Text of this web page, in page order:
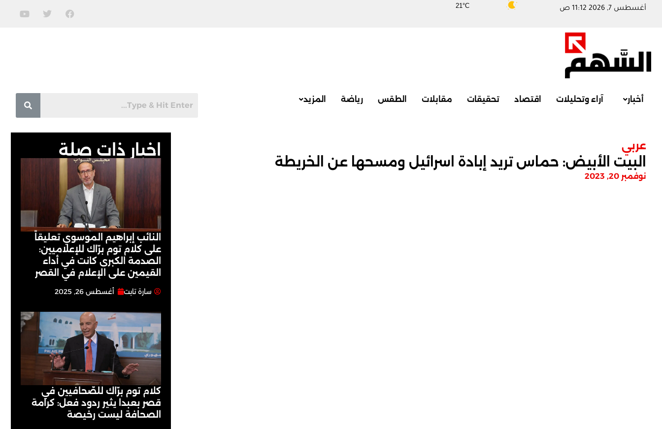
21°C أغسطس 7, 2026 11:12 ص
أخبار آراء وتحليلات اقتصاد تحقيقات مقابلات الطقس رياضة المزيد
اخبار ذات صلة
النائب إبراهيم الموسوي تعليقاً
على كلام توم برّاك للإعلاميين:
الصدمة الكبرى كانت في أداء
القيمين على ‏الإعلام في القصر
سارة تابت أغسطس 26, 2025
كلام توم برّاك للصّحافيين في
قصر بعبدا يثير ردود فعل: كرامة
الصحافة ليست رخيصة
عربي
البيت الأبيض: حماس تريد إبادة اسرائيل ومسحها عن الخريطة
نوفمبر 20, 2023